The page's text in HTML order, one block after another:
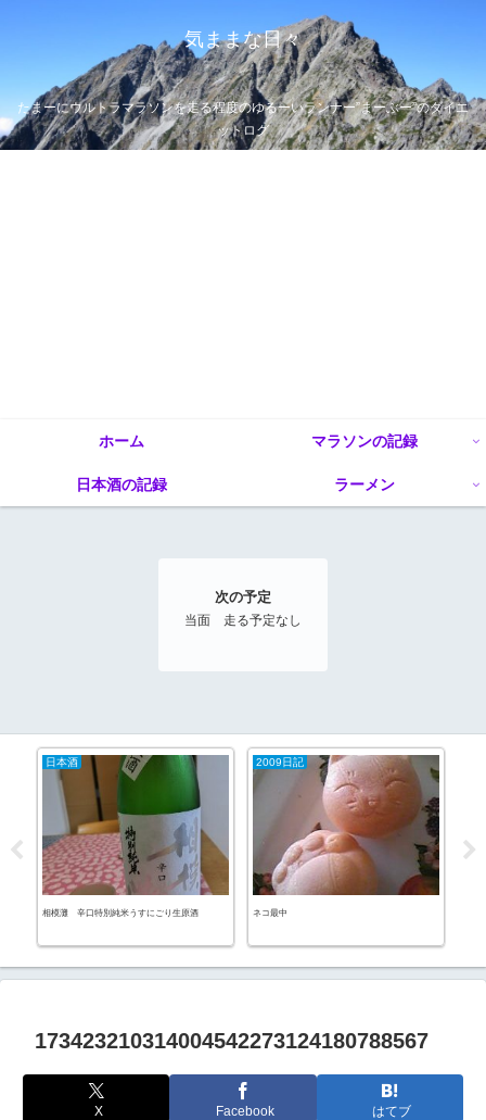
気ままな日々
たまーにウルトラマラソンを走る程度のゆるーいランナー”まーぶー”のダイエ
ットログ
ホーム マラソンの記録
日本酒の記録 ラーメン
次の予定
当面 走る予定なし
日本酒
相模灘 辛口特別純米うすにごり生原酒
2009日記
ネコ最中
173423210314004542273124180788567
X Facebook はてブ